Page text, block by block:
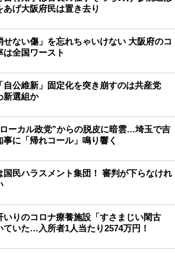
あげ大阪府民は置き去り
せない傷」を忘れちゃいけない 大阪府のコ
は全国ワースト
自公維新」固定化を突き崩すのは共産党
新選組か
ーカル政党”からの脱皮に暗雲…埼玉で吉
事に「帰れコール」鳴り響く
国民ハラスメント集団！ 審判が下らなけれ
いりのコロナ療養施設「すさまじい閑古
ていた…入所者1人当たり2574万円！